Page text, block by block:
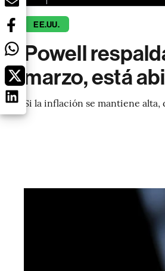
EE.UU.
Powell
marzo, está
Si la inflación se mantiene